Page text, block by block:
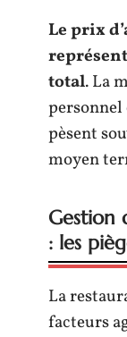
Le prix
total. La
pèsent
moyen
Gestion
: les
La
facteurs